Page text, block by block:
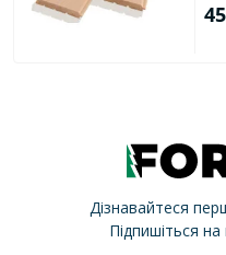
Дізнавайтеся
Підпишіться